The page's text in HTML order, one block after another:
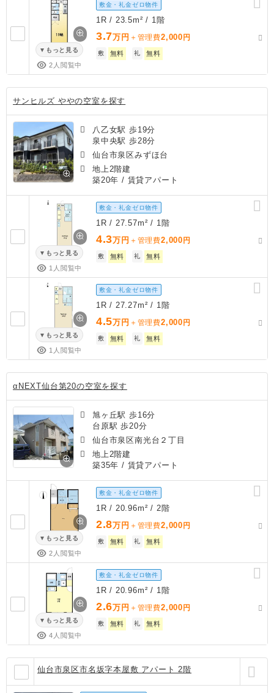
もっと見る
2人閲覧中
敷金・礼金ゼロ物件
1R / 23.5m² / 1階
3.7万円 ＋管理費2,000 円
敷 無料 礼 無料
サンヒルズ ややの空室を探す
八乙女駅 歩19分
泉中央駅 歩28分
仙台市泉区みずほ台
地上2階建
築20年 / 賃貸アパート
もっと見る
1人閲覧中
敷金・礼金ゼロ物件
1R / 27.57m² / 1階
4.3万円 ＋管理費2,000 円
敷 無料 礼 無料
もっと見る
1人閲覧中
敷金・礼金ゼロ物件
1R / 27.27m² / 1階
4.5万円 ＋管理費2,000 円
敷 無料 礼 無料
αNEXT仙台第20の空室を探す
旭ヶ丘駅 歩16分
台原駅 歩20分
仙台市泉区南光台２丁目
地上2階建
築35年 / 賃貸アパート
もっと見る
2人閲覧中
敷金・礼金ゼロ物件
1R / 20.96m² / 2階
2.8万円 ＋管理費2,000 円
敷 無料 礼 無料
もっと見る
4人閲覧中
敷金・礼金ゼロ物件
1R / 20.96m² / 1階
2.6万円 ＋管理費2,000 円
敷 無料 礼 無料
仙台市泉区市名坂字本屋敷 アパート 2階